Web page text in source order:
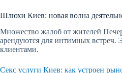
Шлюхи Киев: новая волна
Множество жалоб от жителей
арендуются для интимных встреч.
клиентами.
Секс услуги Киев: как устроен